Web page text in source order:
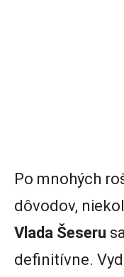
Po mnohých
dôvodov,
Vlada Šeseru
definitívne.